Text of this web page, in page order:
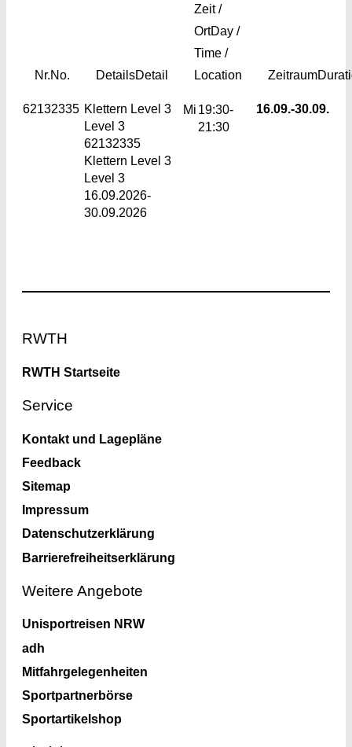
Nr.No. DetailsDetail
Zeit /
OrtDay /
Time /
Location
Zeitraum
62132335 Klettern Level 3
Level 3
62132335
Klettern Level 3
Level 3
16.09.2026-
30.09.2026
Mi 19:30-
21:30
16.09.-30.09.
RWTH
RWTH Startseite
Service
Kontakt und Lagepläne
Feedback
Sitemap
Impressum
Datenschutzerklärung
Barrierefreiheitserklärung
Weitere Angebote
Unisportreisen NRW
adh
Mitfahrgelegenheiten
Sportpartnerbörse
Sportartikelshop